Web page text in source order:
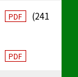
PDF
(241
PDF